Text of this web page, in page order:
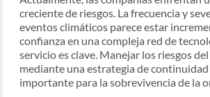
creciente de riesgos. La frecuencia y
eventos climáticos parece estar
confianza en una compleja red de
servicio es clave. Manejar los riesgos
mediante una estrategia de continuidad
importante para la sobrevivencia de la